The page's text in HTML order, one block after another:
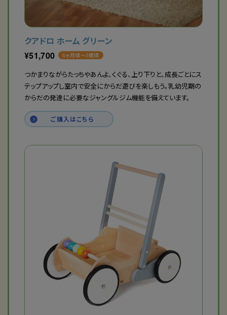
クアドロ ホーム グリーン
¥51,700 6ヶ月頃〜3歳頃
つかまりながらたっちやあんよ、くぐる、上り下りと、成長ごとにス
テップアップし室内で安全にからだ遊びを楽しもう。乳幼児期の
からだの発達に必要なジャングルジム機能を備えています。
ご購入はこちら